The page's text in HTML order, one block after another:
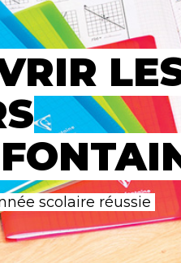
scolaire réussie